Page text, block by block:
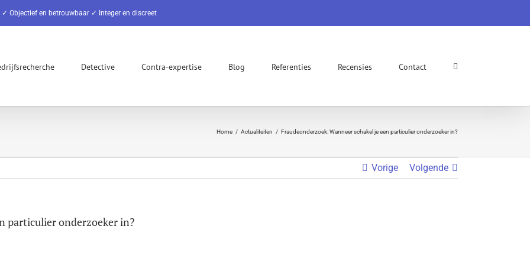
Objectief en betrouwbaar ✓ Integer en discreet
Detective Contra-expertise Blog Referenties Recensies Contact
Home Actualiteiten Fraudeonderzoek: Wanneer schakel je een particulier onderzoeker in?
Vorige Volgende
particulier onderzoeker in?